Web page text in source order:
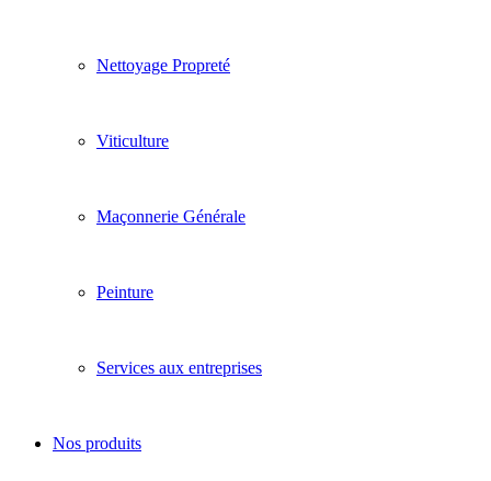
Nettoyage Propreté
Viticulture
Maçonnerie Générale
Peinture
Services aux entreprises
Nos produits